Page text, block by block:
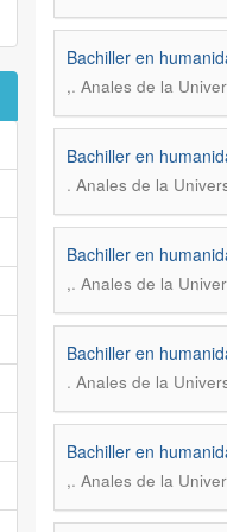
Bachiller en
,. Anales de la
Bachiller en
. Anales de la
Bachiller en
,. Anales de la
Bachiller en
. Anales de la
Bachiller en
,. Anales de la